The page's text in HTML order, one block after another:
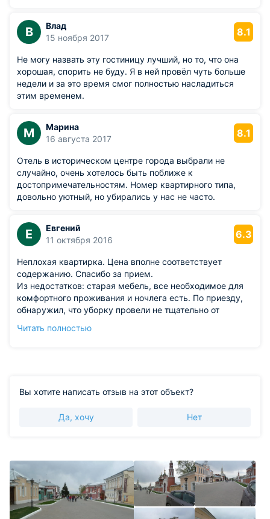
В
Влад
15 ноября 2017
8.1
Не могу назвать эту гостиницу лучший, но то, что она
хорошая, спорить не буду. Я в ней провёл чуть больше
недели и за это время смог полностью насладиться
этим временем.
М
Марина
16 августа 2017
8.1
Отель в историческом центре города выбрали не
случайно, очень хотелось быть поближе к
достопримечательностям. Номер квартирного типа,
довольно уютный, но убирались у нас не часто.
Е
Евгений
11 октября 2016
6.3
Неплохая квартирка. Цена вполне соответствует
содержанию. Спасибо за прием.
Из недостатков: старая мебель, все необходимое для
комфортного проживания и ночлега есть. По приезду,
обнаружил, что уборку провели не тщательно от
обнаружила забытые вещи от предыдущих гостей. В
Читать полностью
Вы хотите написать отзыв на этот объект?
Да, хочу Нет